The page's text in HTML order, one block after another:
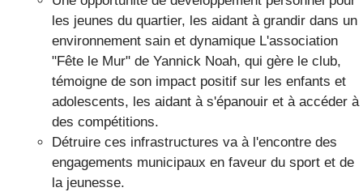
les jeunes du quartier, les aidant à grandir dans un
environnement sain et dynamique L'association
"Fête le Mur" de Yannick Noah, qui gère le club,
témoigne de son impact positif sur les enfants et
adolescents, les aidant à s'épanouir et à accéder à
des compétitions.
Détruire ces infrastructures va à l'encontre des
engagements municipaux en faveur du sport et de
la jeunesse.